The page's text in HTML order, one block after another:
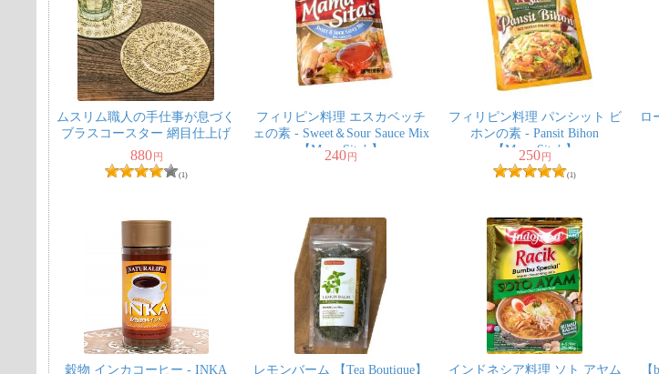
ムスリム職人の手仕事が息づく
ブラスコースター 網目仕上げ
880円
(1)
フィリピン料理 エスカベッチ
ェの素 - Sweet＆Sour Sauce Mix
【MamaSita’s】
240円
フィリピン料理 パンシット ビ
ホンの素 - Pansit Bihon
【MamaSita’s】
250円
(1)
ロ
穀物 インカコーヒー - INKA レモンバーム 【Tea Boutique】 インドネシア料理 ソト アヤム